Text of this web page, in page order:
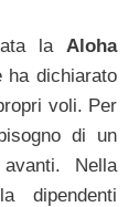
la Aloha
ha dichiarato
voli. Per
di un
Nella
dipendenti